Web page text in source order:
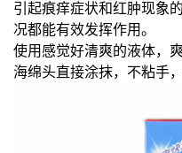
引起痕痒症状和红肿现象
况都能有效发挥作用。
使用感觉好清爽的液体，
海绵头直接涂抹，不粘手